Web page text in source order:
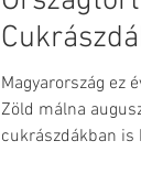
Magyarország ez
Zöld málna
cukrászdákban is